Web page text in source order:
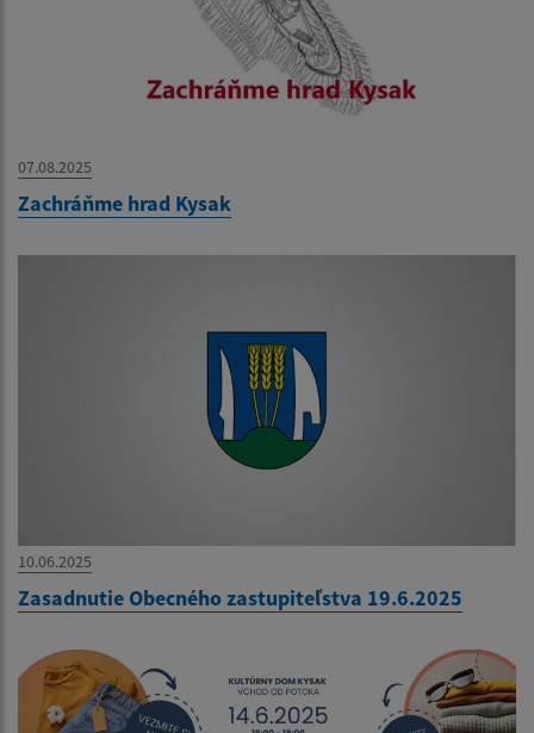
07.08.2025
Zachráňme hrad Kysak
10.06.2025
Zasadnutie Obecného zastupiteľstva 19.6.2025